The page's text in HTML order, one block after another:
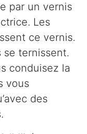
par un vernis
Les
ce vernis.
se ternissent.
conduisez la
vous
des